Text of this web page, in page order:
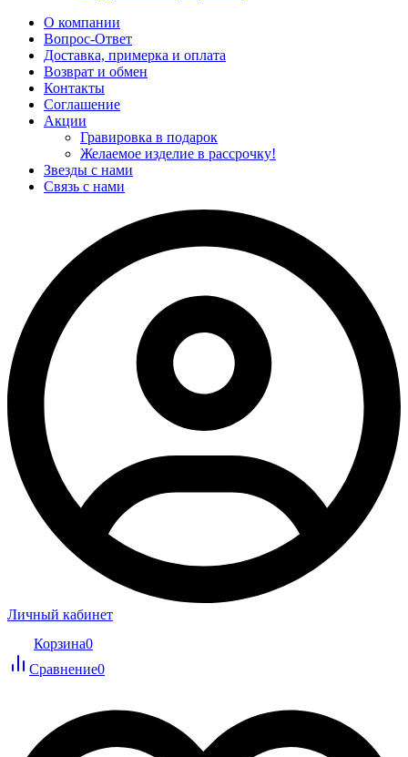
О компании
Вопрос-Ответ
Доставка, примерка и оплата
Возврат и обмен
Контакты
Соглашение
Акции
Гравировка в подарок
Желаемое изделие в рассрочку!
Звезды с нами
Связь с нами
Личный кабинет
Корзина0
Сравнение0